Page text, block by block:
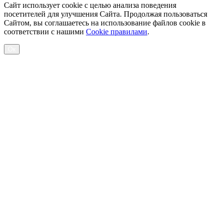
Сайт использует cookie с целью анализа поведения
посетителей для улучшения Сайта. Продолжая пользоваться
Сайтом, вы соглашаетесь на использование файлов cookie в
соответствии с нашими Cookiе правилами.